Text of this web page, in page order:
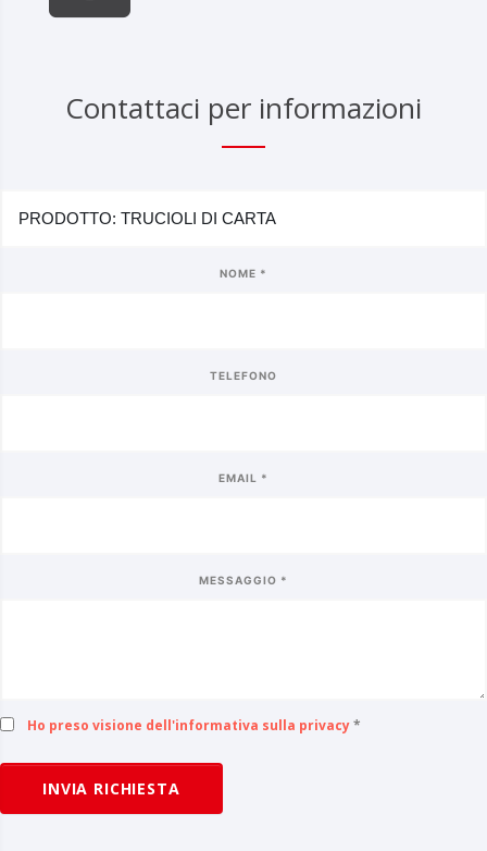
Contattaci per informazioni
NOME *
TELEFONO
EMAIL *
MESSAGGIO *
Ho preso visione dell'informativa sulla privacy*
INVIA RICHIESTA